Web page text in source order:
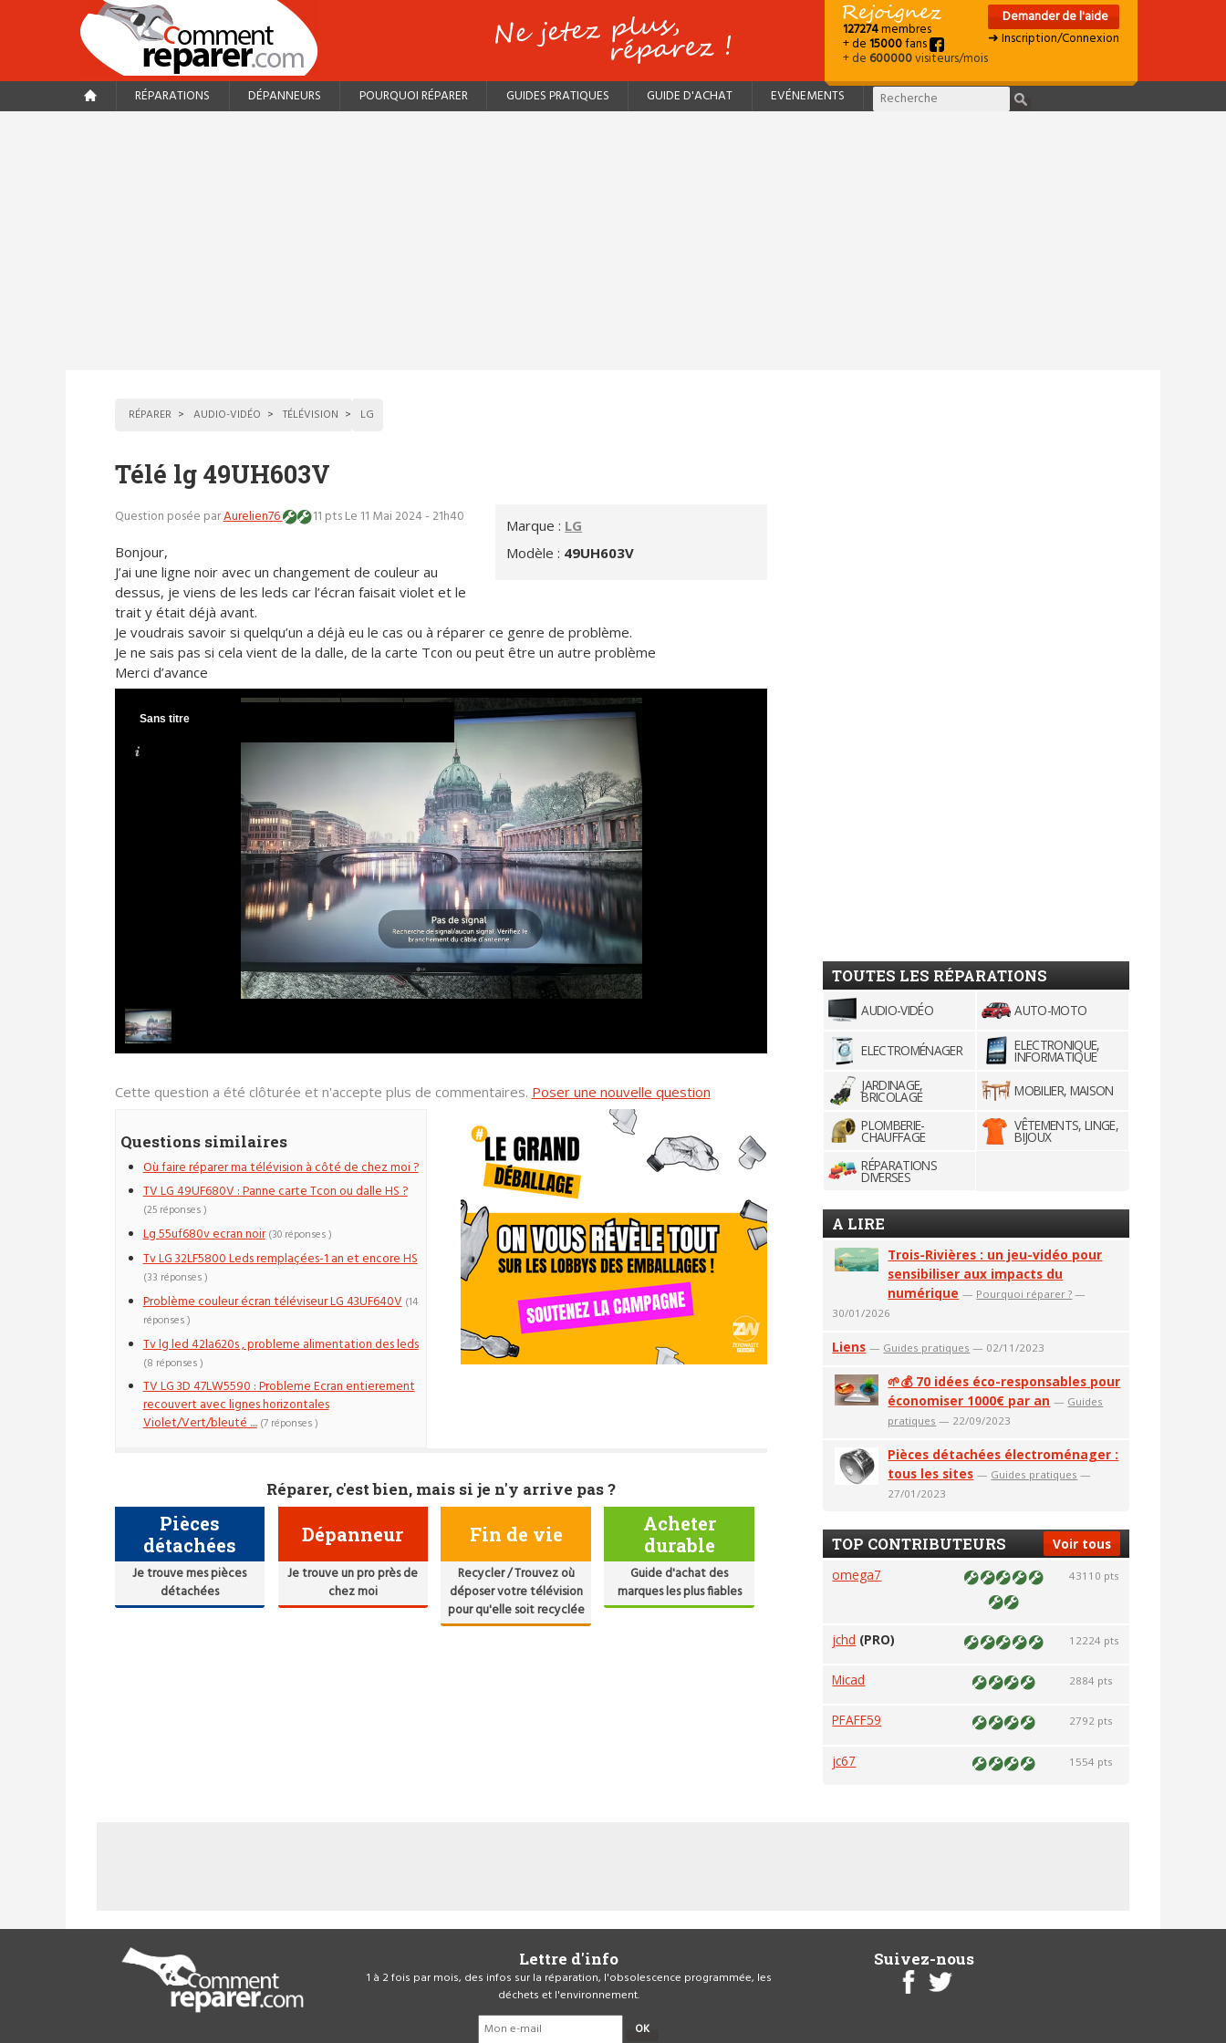
127274membres
+ de15000fans
+ de600000visiteurs/mois
Demander de l'aide
➜ Inscription/Connexion
RÉPARATIONS DÉPANNEURS POURQUOI RÉPARER GUIDES PRATIQUES GUIDE D'ACHAT EVÉNEMENTS
RÉPARER AUDIO-VIDÉO TÉLÉVISION LG
Télé lg 49UH603V
Marque : LG
Modèle : 49UH603V
Question posée parAurelien76 11 ptsLe 11 Mai 2024 - 21h40
Bonjour,
J’ai une ligne noir avec un changement de couleur au
dessus, je viens de les leds car l’écran faisait violet et le
trait y était déjà avant.
Je voudrais savoir si quelqu’un a déjà eu le cas ou à réparer ce genre de problème.
Je ne sais pas si cela vient de la dalle, de la carte Tcon ou peut être un autre problème
Merci d’avance
Sans titre
Cette question a été clôturée et n'accepte plus de commentaires. Poser une nouvelle question
Questions similaires
Où faire réparer ma télévision à côté de chez moi ?
TV LG 49UF680V : Panne carte Tcon ou dalle HS ?
(25 réponses )
Lg 55uf680v ecran noir (30 réponses )
Tv LG 32LF5800 Leds remplaçées-1 an et encore HS
(33 réponses )
Problème couleur écran téléviseur LG 43UF640V (14
réponses )
Tv lg led 42la620s , probleme alimentation des leds
(8 réponses )
TV LG 3D 47LW5590 : Probleme Ecran entierement
recouvert avec lignes horizontales
Violet/Vert/bleuté .... (7 réponses )
Réparer, c'est bien, mais si je n'y arrive pas ?
Pièces
détachées
Je trouve mes pièces
détachées
Dépanneur
Je trouve un pro près de
chez moi
Fin de vie
Recycler / Trouvez où
déposer votre télévision
pour qu'elle soit recyclée
Acheter
durable
Guide d'achat des
marques les plus fiables
TOUTES LES RÉPARATIONS
AUDIO-VIDÉO AUTO-MOTO
ELECTROMÉNAGER ELECTRONIQUE,
INFORMATIQUE
JARDINAGE,
BRICOLAGE
MOBILIER, MAISON
PLOMBERIE-
CHAUFFAGE
VÊTEMENTS, LINGE,
BIJOUX
RÉPARATIONS
DIVERSES
A LIRE
Trois-Rivières : un jeu-vidéo pour
sensibiliser aux impacts du
numérique — Pourquoi réparer ? —
30/01/2026
Liens — Guides pratiques — 02/11/2023
🌱💰 70 idées éco-responsables pour
économiser 1000€ par an — Guides
pratiques — 22/09/2023
Pièces détachées électroménager :
tous les sites — Guides pratiques —
27/01/2023
Voir tous
TOP CONTRIBUTEURS
omega7 43110 pts
jchd (PRO) 12224 pts
Micad 2884 pts
PFAFF59 2792 pts
jc67 1554 pts
Lettre d'info
1 à 2 fois par mois, des infos sur la réparation, l'obsolescence programmée, les
déchets et l'environnement.
OK
Suivez-nous